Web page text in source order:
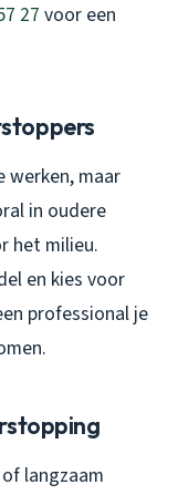
27voor een
werken, maar
in oudere
het milieu.
en kies voor
professional je
langzaam